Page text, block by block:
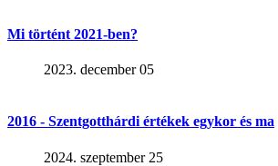
Mi történt 2021-ben?
2023. december 05
2016 - Szentgotthárdi értékek egykor és ma
2024. szeptember 25